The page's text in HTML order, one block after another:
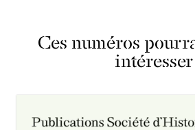
Ces numéros
intéresser